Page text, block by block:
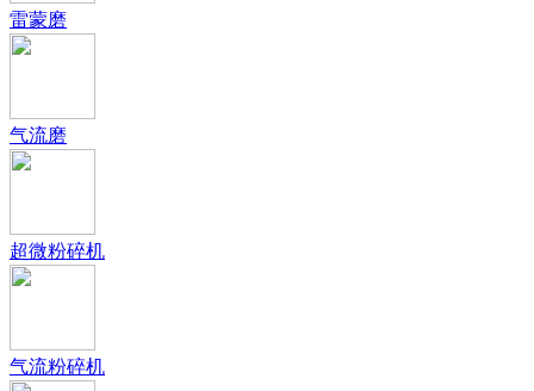
雷蒙磨
气流磨
超微粉碎机
气流粉碎机